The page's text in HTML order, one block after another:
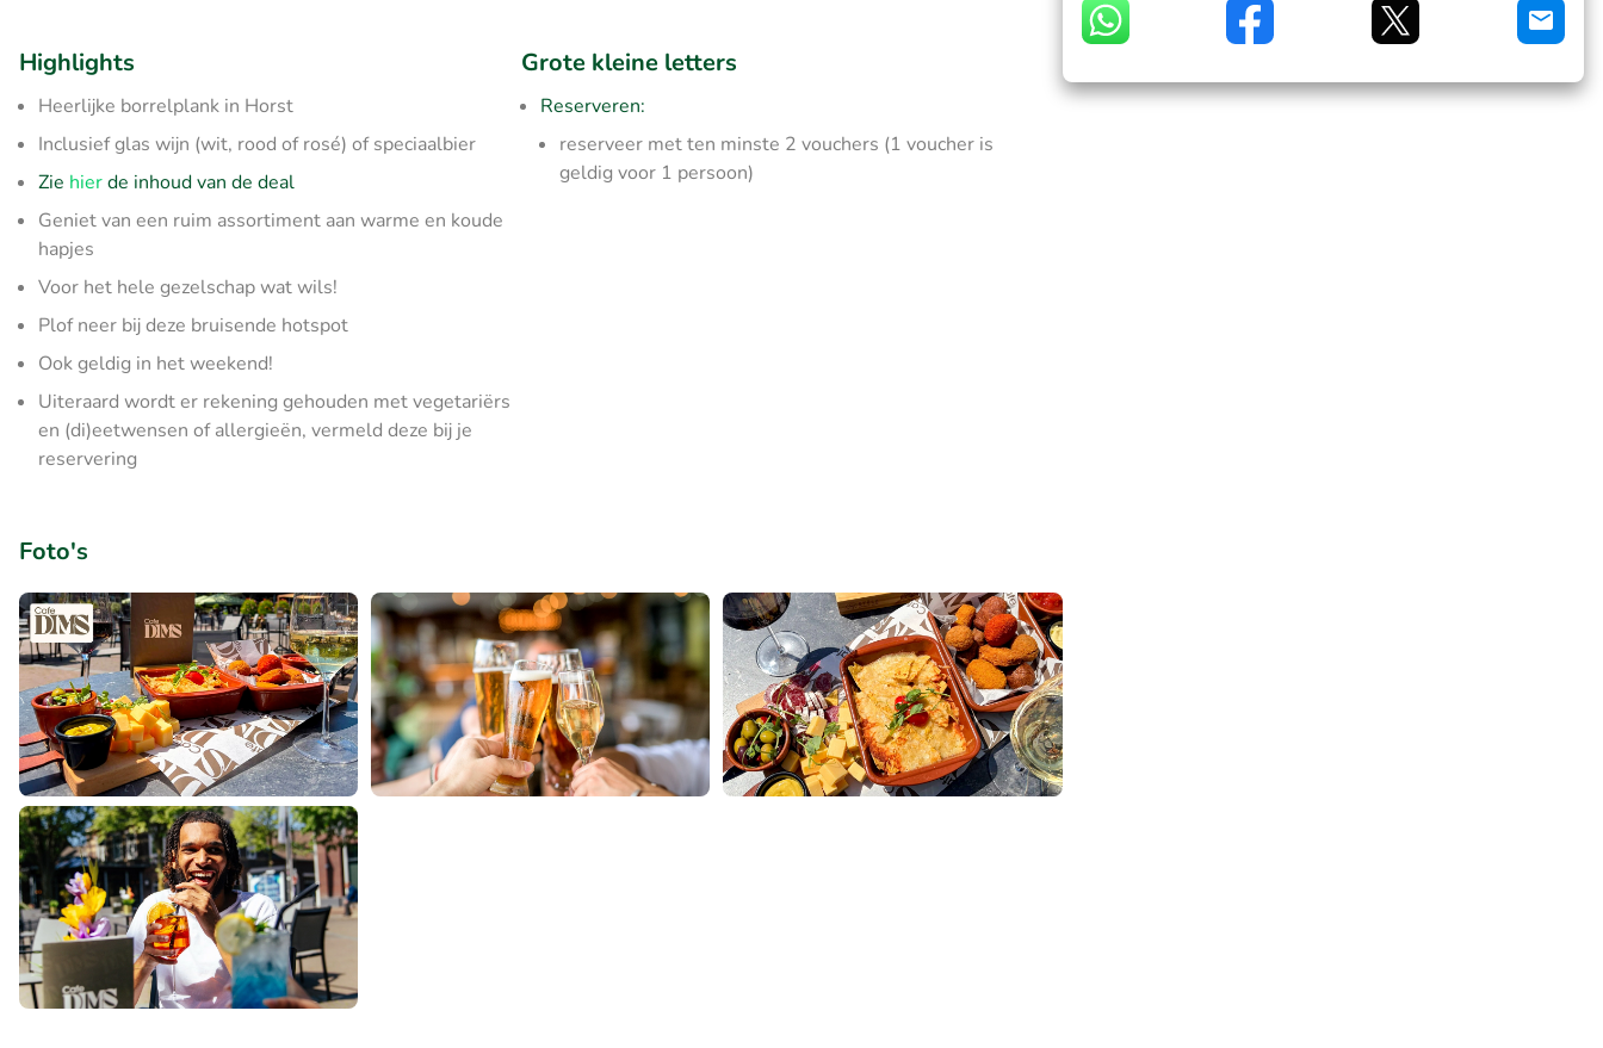
Highlights
Heerlijke borrelplank in Horst
Inclusief glas wijn (wit, rood of rosé) of speciaalbier
Zie hierde inhoud van de deal
Geniet van een ruim assortiment aan warme en koude
hapjes
Voor het hele gezelschap wat wils!
Plof neer bij deze bruisende hotspot
Ook geldig in het weekend!
Uiteraard wordt er rekening gehouden met vegetariërs
en (di)eetwensen of allergieën, vermeld deze bij je
reservering
Grote kleine letters
Reserveren:
reserveer met ten minste 2 vouchers (1 voucher is
geldig voor 1 persoon)
Foto's